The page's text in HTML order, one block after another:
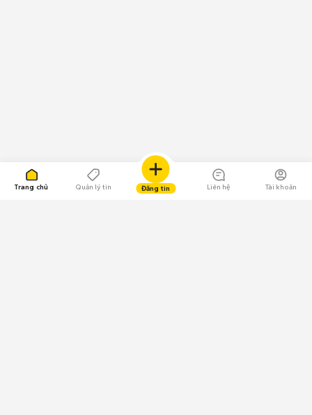
Trang chủ Quản lý tin Đăng tin Liên hệ Tài khoản